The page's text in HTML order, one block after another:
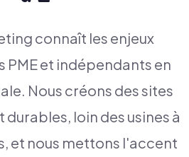
connaît les enjeux
PME et indépendants en
Nous créons des sites
loin des usines à
et nous mettons l'accent